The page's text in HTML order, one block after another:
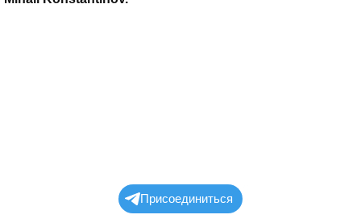
Присоединиться